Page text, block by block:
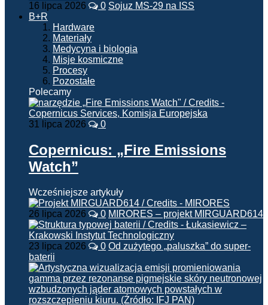
16 lipca 2026 0 Sojuz MS-29 na ISS
B+R
Hardware
Materiały
Medycyna i biologia
Misje kosmiczne
Procesy
Pozostałe
Polecamy
31 lipca 2026 0
Copernicus: „Fire Emissions
Watch”
Wcześniejsze artykuły
26 lipca 2026 0 MIRORES – projekt MIRGUARD614
23 lipca 2026 0 Od zużytego „paluszka” do super-
baterii